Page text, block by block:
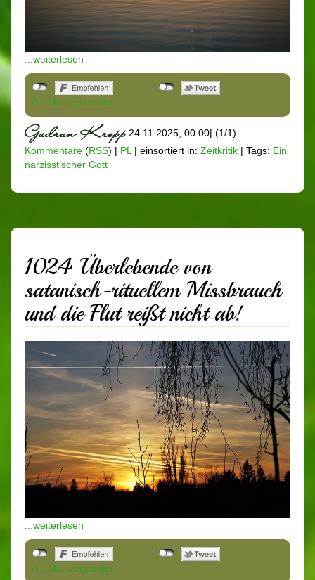
...weiterlesen
Als Mail versenden
24.11.2025, 00.00| (1/1)
Kommentare (RSS) | PL | einsortiert in: Zeitkritik | Tags: Ein
narzisstischer Gott
1024 Überlebende von
satanisch-rituellem Missbrauch
und die Flut reißt nicht ab!
...weiterlesen
Als Mail versenden